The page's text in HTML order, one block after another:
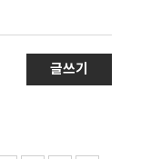
글쓰기